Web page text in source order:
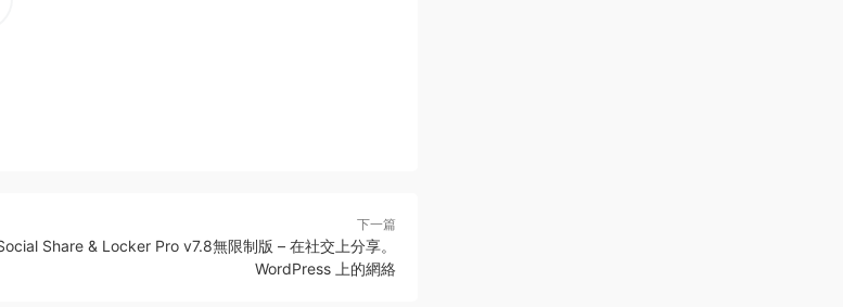
下一篇
Share & Locker Pro v7.8無限制版 – 在社交上分享。
WordPress 上的網絡